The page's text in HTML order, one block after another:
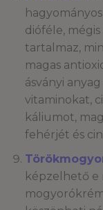
dióféle,
tartalmaz,
magas
ásványi
vitaminokat,
káliumot,
fehérjét és
képzelhető e